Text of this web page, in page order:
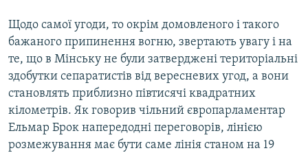
Щодо самої угоди, то окрім домовленого і такого
бажаного припинення вогню, звертають увагу і на
те, що в Мінську не були затверджені територіальні
здобутки сепаратистів від вересневих угод, а вони
становлять приблизно півтисячі квадратних
кілометрів. Як говорив чільний європарламентар
Ельмар Брок напередодні переговорів, лінією
розмежування має бути саме лінія станом на 19